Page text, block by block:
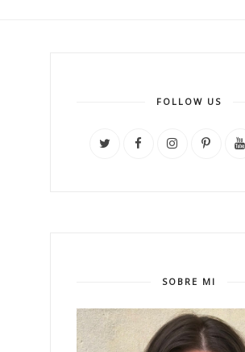
FOLLOW US
SOBRE MI